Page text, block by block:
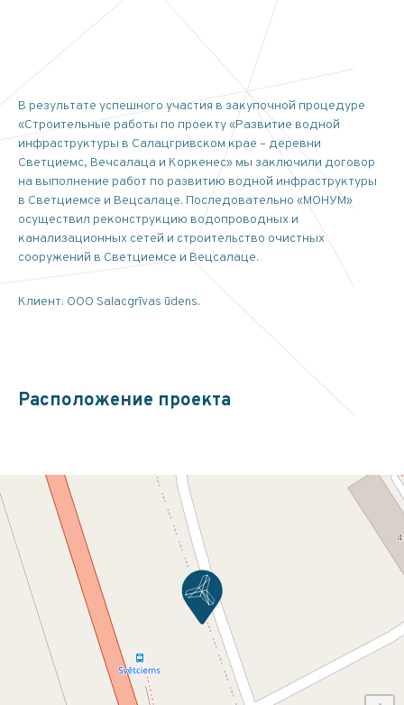
В результате успешного участия в закупочной процедуре
«Строительные работы по проекту «Развитие водной
инфраструктуры в Салацгривском крае – деревни
Светциемс, Вечсалаца и Коркенес» мы заключили договор
на выполнение работ по развитию водной инфраструктуры
в Светциемсе и Вецсалаце. Последовательно «МОНУМ»
осуществил реконструкцию водопроводных и
канализационных сетей и строительство очистных
сооружений в Светциемсе и Вецсалаце.
Клиент: ООО Salacgrīvas ūdens.
Расположение проекта